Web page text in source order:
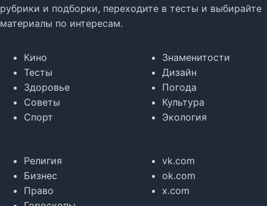
рубрики и подборки, переходите в тесты и выбирайте
материалы по интересам.
Кино
Тесты
Здоровье
Советы
Спорт
Знаменитости
Дизайн
Погода
Культура
Экология
Религия
Бизнес
Право
vk.com
ok.com
x.com